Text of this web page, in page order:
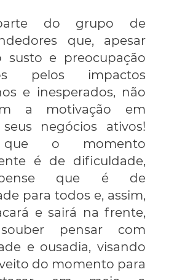
do grupo de
que, apesar
susto e preocupação
pelos impactos
e inesperados, não
a motivação em
negócios ativos!
que o momento
é de dificuldade,
que é de
para todos e, assim,
e sairá na frente,
pensar com
e ousadia, visando
do momento para